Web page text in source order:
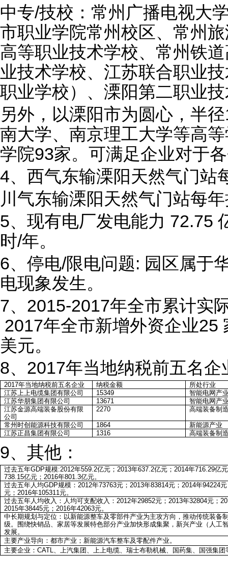
中专/技校：常州广播电视大
市职业学院常州校区、常州
高等职业技术学校、常州铁
业技术学校、江苏联合职业
职业学校）、溧阳第二职业
另外，以溧阳市为圆心，半
南大学、南京理工大学等高
学院93家。可满足企业对于
4、西气东输溧阳天然气门站
川气东输溧阳天然气门站每
5、现有电厂发电能力 72.75
时/年。
6、停电/限电问题: 园区属于
电现象发生。
7、2015-2017年全市累计实
2017年全市新增外资企业25
美元。
8、2017年当地纳税前五名企
2017年当地纳税前五名企业 纳税金额
所处行业
江苏上上电缆集团有限公司
15349
智能电网产
江苏华朋集团有限公司
13671
智能电网产
江苏金源高端装备股份有限
公司
2270 高端装备制
常州时创能源科技有限公司 1864
新能源产业
江苏正昌集团有限公司
1316 高端装备制
9、其他：
过去五年GDP规模:2012年559.2亿元；2013年637.2亿元；2014年716.29亿
738.15亿元；2016年801.3亿元。
过去五年人均GDP规模：2012年73763元；2013年83814元；2014年94224
元；2016年105311元。
过去五年人均收入：人均可支配收入：2012年29852元；2013年32804元；
2015年38445元；2016年42063元。
中长期规划与定位：以新能源整车及零部件产业为主攻方向，推动传统装备
级。围绕快销品、家居等发展特色部分产业加快形成集聚，新兴产业（人工
发展。
主要产业导向：都市产业；新能源汽车整车及零配件产业。
主要企业：CATL、上汽集团、上上电缆、瑞士布勒机械、国药集、国强集团